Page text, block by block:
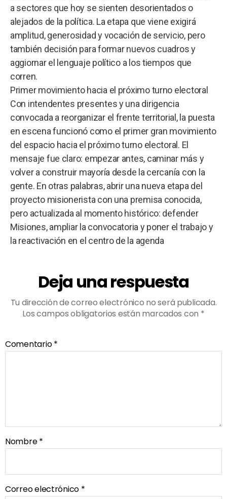
a sectores que hoy se sienten desorientados o
alejados de la política. La etapa que viene exigirá
amplitud, generosidad y vocación de servicio, pero
también decisión para formar nuevos cuadros y
aggiornar el lenguaje político a los tiempos que
corren.
Primer movimiento hacia el próximo turno electoral
Con intendentes presentes y una dirigencia
convocada a reorganizar el frente territorial, la puesta
en escena funcionó como el primer gran movimiento
del espacio hacia el próximo turno electoral. El
mensaje fue claro: empezar antes, caminar más y
volver a construir mayoría desde la cercanía con la
gente. En otras palabras, abrir una nueva etapa del
proyecto misionerista con una premisa conocida,
pero actualizada al momento histórico: defender
Misiones, ampliar la convocatoria y poner el trabajo y
la reactivación en el centro de la agenda
Deja una respuesta
Tu dirección de correo electrónico no será publicada.
Los campos obligatorios están marcados con *
Comentario*
Nombre*
Correo electrónico *